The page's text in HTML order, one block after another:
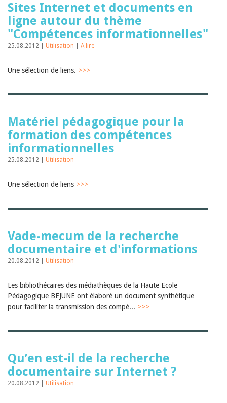
Sites Internet et documents en
ligne autour du thème
"Compétences informationnelles"
25.08.2012 | Utilisation A lire
Une sélection de liens. >>>
Matériel pédagogique pour la
formation des compétences
informationnelles
25.08.2012 | Utilisation
Une sélection de liens >>>
Vade-mecum de la recherche
documentaire et d'informations
20.08.2012 | Utilisation
Les bibliothécaires des médiathèques de la Haute Ecole
Pédagogique BEJUNE ont élaboré un document synthétique
pour faciliter la transmission des compé... >>>
Qu’en est-il de la recherche
documentaire sur Internet ?
20.08.2012 | Utilisation